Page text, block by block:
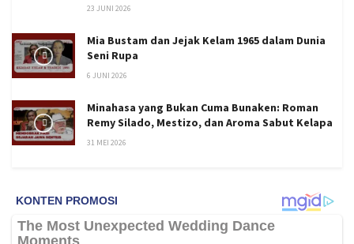
23 JUNI 2026
Mia Bustam dan Jejak Kelam 1965 dalam Dunia
Seni Rupa
6 JUNI 2026
Minahasa yang Bukan Cuma Bunaken: Roman
Remy Silado, Mestizo, dan Aroma Sabut Kelapa
31 MEI 2026